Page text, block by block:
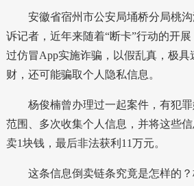
安徽省宿州市公安局埇桥分局桃沟
诉记者，近年来随着“断卡”行动的开
过仿冒App实施诈骗，以假乱真，极
财，还可能骗取个人隐私信息。
杨俊楠曾办理过一起案件，有犯罪
范围、多次收集个人信息，并将这些
卖1块钱，最后非法获利11万元。
这条信息倒卖链条究竟是怎样的？